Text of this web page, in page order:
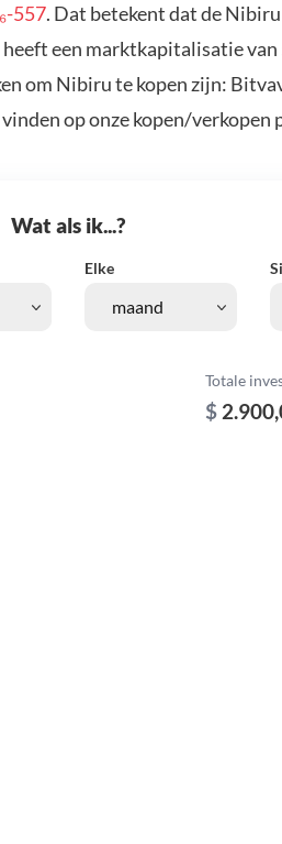
557. Dat betekent dat de
een marktkapitalisatie
om Nibiru te kopen zijn:
op onze kopen/verkopen
Wat als ik...?
Elke
Totale
$